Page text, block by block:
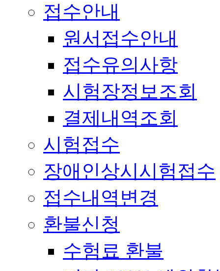
접수안내
원서접수안내
접수유의사항
시험장정보조회
결제내역조회
시험접수
장애인상시시험접수
접수내역변경
환불신청
수험료 환불